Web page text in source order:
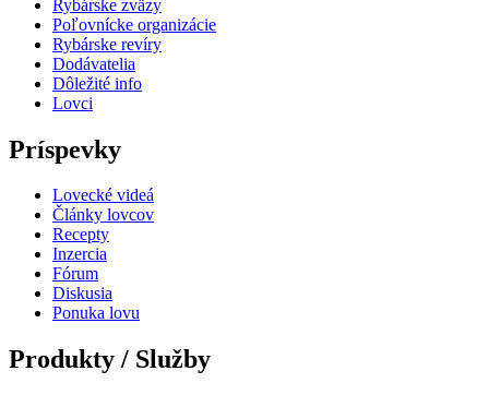
Rybárske zväzy
Poľovnícke organizácie
Rybárske revíry
Dodávatelia
Dôležité info
Lovci
Príspevky
Lovecké videá
Články lovcov
Recepty
Inzercia
Fórum
Diskusia
Ponuka lovu
Produkty / Služby